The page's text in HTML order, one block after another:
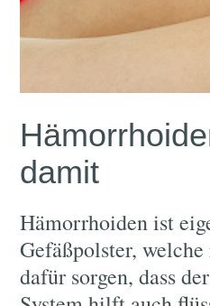
damit
Hämorrhoiden ist
Gefäßpolster,
dafür sorgen, dass